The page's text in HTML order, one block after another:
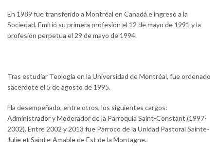
En 1989 fue transferido a Montréal en Canadá e ingresó a la
Sociedad. Emitió su primera profesión el 12 de mayo de 1991 y la
profesión perpetua el 29 de mayo de 1994.
Tras estudiar Teología en la Universidad de Montréal, fue ordenado
sacerdote el 5 de agosto de 1995.
Ha desempeñado, entre otros, los siguientes cargos:
Administrador y Moderador de la Parroquia Saint-Constant (1997-
2002). Entre 2002 y 2013 fue Párroco de la Unidad Pastoral Sainte-
Julie et Sainte-Amable de Est de la Montagne.